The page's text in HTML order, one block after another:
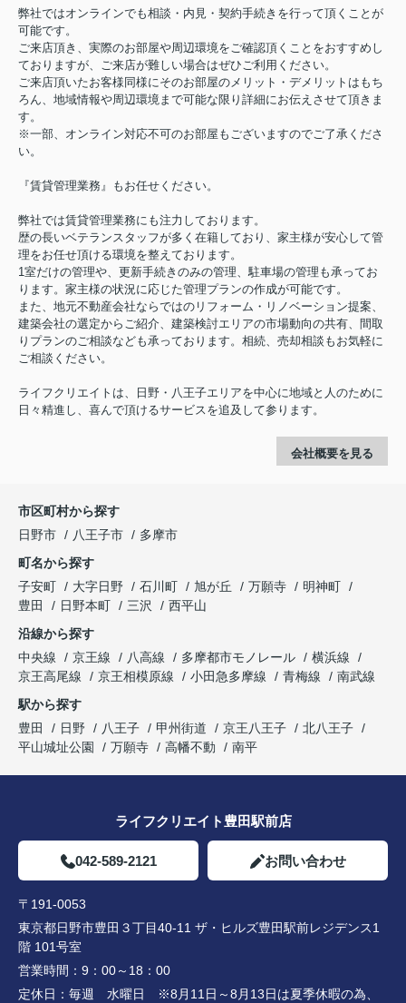
弊社ではオンラインでも相談・内見・契約手続きを行って頂くことが
可能です。
ご来店頂き、実際のお部屋や周辺環境をご確認頂くことをおすすめし
ておりますが、ご来店が難しい場合はぜひご利用ください。
ご来店頂いたお客様同様にそのお部屋のメリット・デメリットはもち
ろん、地域情報や周辺環境まで可能な限り詳細にお伝えさせて頂きま
す。
※一部、オンライン対応不可のお部屋もございますのでご了承くださ
い。
『賃貸管理業務』もお任せください。
弊社では賃貸管理業務にも注力しております。
歴の長いベテランスタッフが多く在籍しており、家主様が安心して管
理をお任せ頂ける環境を整えております。
1室だけの管理や、更新手続きのみの管理、駐車場の管理も承ってお
ります。家主様の状況に応じた管理プランの作成が可能です。
また、地元不動産会社ならではのリフォーム・リノベーション提案、
建築会社の選定からご紹介、建築検討エリアの市場動向の共有、間取
りプランのご相談なども承っております。相続、売却相談もお気軽に
ご相談ください。
ライフクリエイトは、日野・八王子エリアを中心に地域と人のために
日々精進し、喜んで頂けるサービスを追及して参ります。
会社概要を見る
市区町村から探す
日野市
八王子市
多摩市
町名から探す
子安町
大字日野 石川町 旭が丘 万願寺
明神町
豊田
日野本町 三沢
西平山
沿線から探す
中央線
京王線 八高線 多摩都市モノレール
横浜線
京王高尾線
京王相模原線 小田急多摩線 青梅線
南武線
駅から探す
豊田
日野 八王子 甲州街道 京王八王子
北八王子
平山城址公園
万願寺 高幡不動 南平
ライフクリエイト豊田駅前店
042-589-2121 お問い合わせ
〒191-0053
東京都日野市豊田３丁目40-11 ザ・ヒルズ豊田駅前レジデンス1
階 101号室
営業時間： 9：00～18：00
定休日： 毎週 水曜日 ※8月11日～8月13日は夏季休暇の為、